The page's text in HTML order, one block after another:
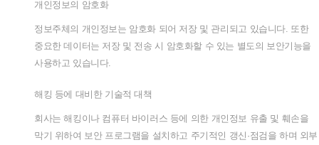
개인정보의 암호화
정보주체의 개인정보는 암호화 되어 저장 및 관리되고 있습니다. 또한
중요한 데이터는 저장 및 전송 시 암호화할 수 있는 별도의 보안기능을
사용하고 있습니다.
해킹 등에 대비한 기술적 대책
회사는 해킹이나 컴퓨터 바이러스 등에 의한 개인정보 유출 및 훼손을
막기 위하여 보안 프로그램을 설치하고 주기적인 갱신 ·점검을 하며 외부